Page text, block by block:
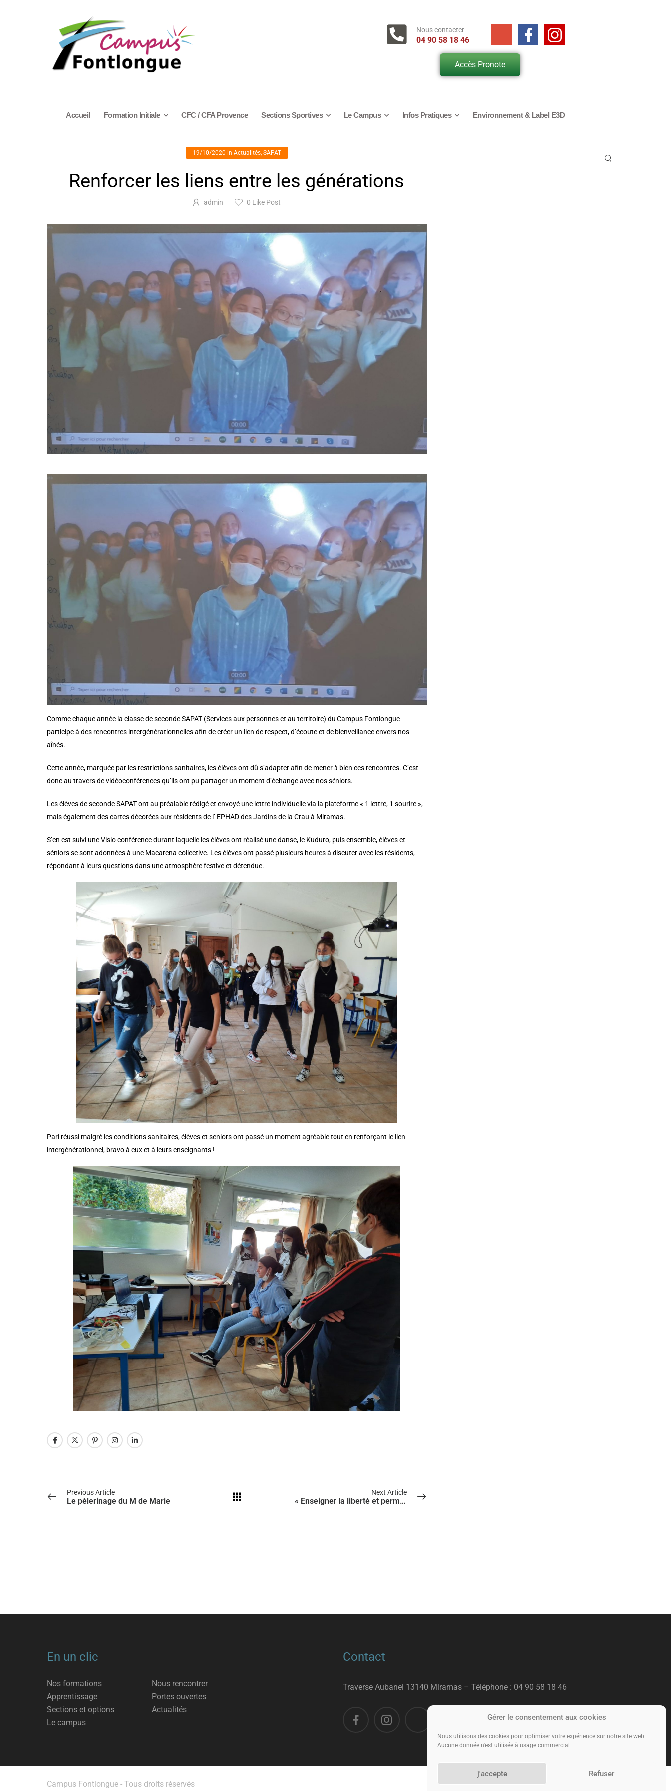
Gérer le consentement aux cookies
Nous utilisons des cookies pour optimiser votre expérience sur notre site web.
Aucune donnée n'est utilisée à usage commercial
j'accepte Refuser
Nous contacter
04 90 58 18 46
Accès Pronote
Accueil Formation Initiale CFC / CFA Provence Sections Sportives Le Campus Infos Pratiques Environnement & Label E3D
19/10/2020 in Actualités, SAPAT
Renforcer les liens entre les générations
admin 0 Like Post
Comme chaque année la classe de seconde SAPAT (Services aux personnes et au territoire) du Campus Fontlongue
participe à des rencontres intergénérationnelles afin de créer un lien de respect, d’écoute et de bienveillance envers nos
aînés.
Cette année, marquée par les restrictions sanitaires, les élèves ont dû s’adapter afin de mener à bien ces rencontres. C’est
donc au travers de vidéoconférences qu’ils ont pu partager un moment d’échange avec nos séniors.
Les élèves de seconde SAPAT ont au préalable rédigé et envoyé une lettre individuelle via la plateforme « 1 lettre, 1 sourire »,
mais également des cartes décorées aux résidents de l’ EPHAD des Jardins de la Crau à Miramas.
S’en est suivi une Visio conférence durant laquelle les élèves ont réalisé une danse, le Kuduro, puis ensemble, élèves et
séniors se sont adonnées à une Macarena collective. Les élèves ont passé plusieurs heures à discuter avec les résidents,
répondant à leurs questions dans une atmosphère festive et détendue.
Pari réussi malgré les conditions sanitaires, élèves et seniors ont passé un moment agréable tout en renforçant le lien
intergénérationnel, bravo à eux et à leurs enseignants !
Previous Article
Le pèlerinage du M de Marie
Next Article
« Enseigner la liberté et permettre à chaque enfant de devenir un citoyen éclairé »
Contact
Traverse Aubanel 13140 Miramas – Téléphone : 04 90 58 18 46
En un clic
Nos formations
Apprentissage
Sections et options
Le campus
Nous rencontrer
Portes ouvertes
Actualités
Campus Fontlongue - Tous droits réservés